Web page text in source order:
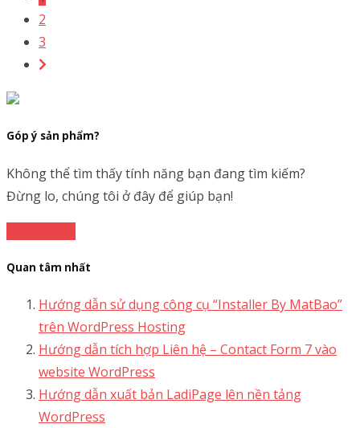
2
3
Góp ý sản phẩm?
Không thể tìm thấy tính năng bạn đang tìm kiếm?
Đừng lo, chúng tôi ở đây để giúp bạn!
Quan tâm nhất
Hướng dẫn sử dụng công cụ “Installer By MatBao”
trên WordPress Hosting
Hướng dẫn tích hợp Liên hệ – Contact Form 7 vào
website WordPress
Hướng dẫn xuất bản LadiPage lên nền tảng
WordPress